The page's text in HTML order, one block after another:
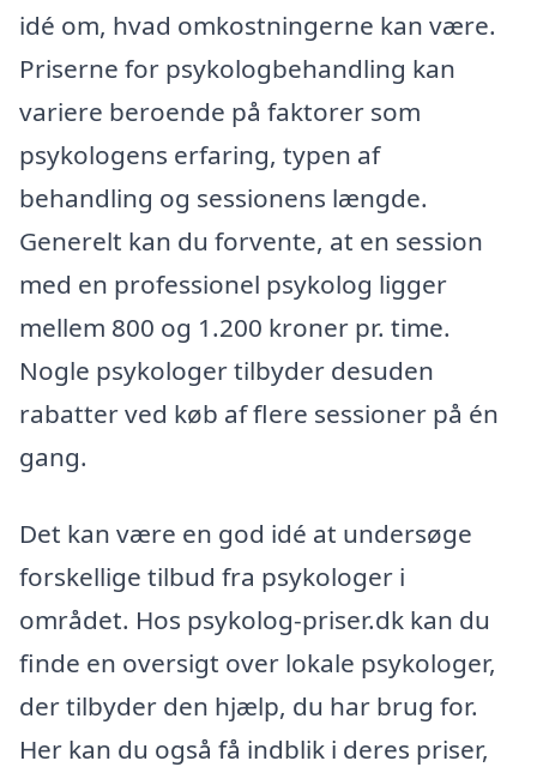
idé om, hvad omkostningerne kan være.
Priserne for psykologbehandling kan
variere beroende på faktorer som
psykologens erfaring, typen af
behandling og sessionens længde.
Generelt kan du forvente, at en session
med en professionel psykolog ligger
mellem 800 og 1.200 kroner pr. time.
Nogle psykologer tilbyder desuden
rabatter ved køb af flere sessioner på én
gang.
Det kan være en god idé at undersøge
forskellige tilbud fra psykologer i
området. Hos psykolog-priser.dk kan du
finde en oversigt over lokale psykologer,
der tilbyder den hjælp, du har brug for.
Her kan du også få indblik i deres priser,